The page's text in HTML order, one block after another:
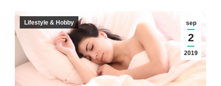
sep
2
2019
Lifestyle & Hobby